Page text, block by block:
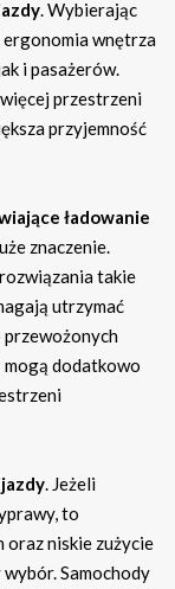
. Wybierając
ergonomia wnętrza
i pasażerów.
przestrzeni
przyjemność
ładowanie
znaczenie.
takie
utrzymać
przewożonych
mogą dodatkowo
. Jeżeli
to
oraz niskie zużycie
Samochody